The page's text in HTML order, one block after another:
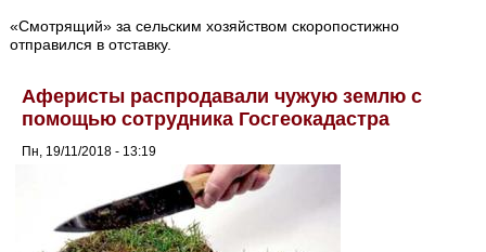
«Смотрящий» за сельским хозяйством скоропостижно
отправился в отставку.
Аферисты распродавали чужую землю с
помощью сотрудника Госгеокадастра
Пн, 19/11/2018 - 13:19